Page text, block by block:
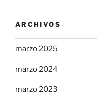
ARCHIVOS
marzo 2025
marzo 2024
marzo 2023